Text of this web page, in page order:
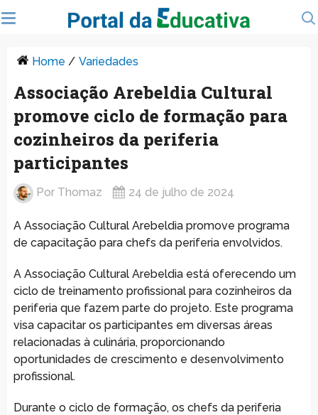
Home / Variedades
Associação Arebeldia Cultural
promove ciclo de formação para
cozinheiros da periferia
participantes
Por Thomaz 24 de julho de 2024
A Associação Cultural Arebeldia promove programa
de capacitação para chefs da periferia envolvidos.
A Associação Cultural Arebeldia está oferecendo um
ciclo de treinamento profissional para cozinheiros da
periferia que fazem parte do projeto. Este programa
visa capacitar os participantes em diversas áreas
relacionadas à culinária, proporcionando
oportunidades de crescimento e desenvolvimento
profissional.
Durante o ciclo de formação, os chefs da periferia